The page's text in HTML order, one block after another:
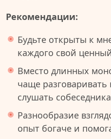
Рекомендации:
Будьте открыты к
каждого свой
Вместо длинных
чаще
слушать
Разнообразие
опыт богаче и